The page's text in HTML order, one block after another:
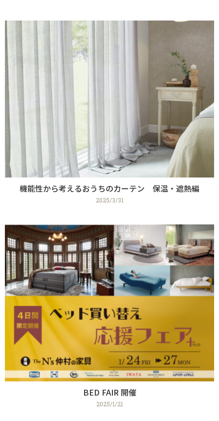
機能性から考えるおうちのカーテン 保温・遮熱編
2025/3/31
BED FAIR 開催
2025/1/21